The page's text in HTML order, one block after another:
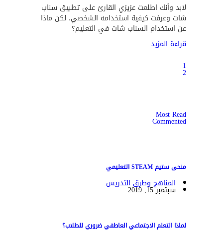
لابد وأنك اطلعت عزيزي القارئ على تطبيق سناب
شات وعرفت كيفية استخدامه الشخصي، لكن ماذا
عن استخدام السناب شات في التعليم؟
قراءة المزيد
1
2
Most Read
Commented
منحى ستيم STEAM التعليمي
المناهج وطرق التدريس
سبتمبر 15, 2019
لماذا التعلم الاجتماعي العاطفي ضروري للطلاب؟